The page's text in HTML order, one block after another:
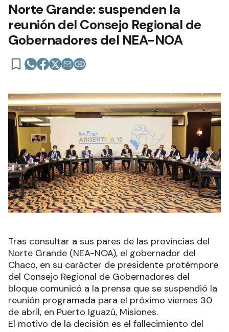
Norte Grande: suspenden la
reunión del Consejo Regional de
Gobernadores del NEA-NOA
Tras consultar a sus pares de las provincias del
Norte Grande (NEA-NOA), el gobernador del
Chaco, en su carácter de presidente protémpore
del Consejo Regional de Gobernadores del
bloque comunicó a la prensa que se suspendió la
reunión programada para el próximo viernes 30
de abril, en Puerto Iguazú, Misiones.
El motivo de la decisión es el fallecimiento del